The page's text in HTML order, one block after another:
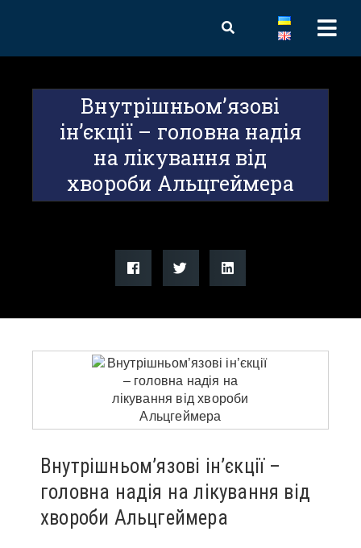
Внутрішньом’язові
ін’єкції – головна надія
на лікування від
хвороби Альцгеймера
Внутрішньом’язові ін’єкції –
головна надія на лікування від
хвороби Альцгеймера